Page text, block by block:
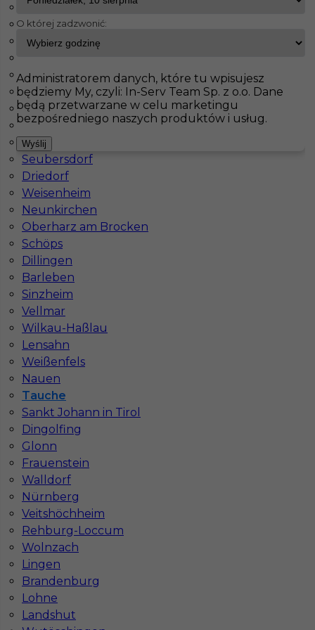
InServ Oferty pracy
Pokaż filtr
Haiterbach
Badendorf
Albig
Klettgau
Thale
Bisingen
Schorndorf
Meinersen
Seubersdorf
Driedorf
Weisenheim
Neunkirchen
Oberharz am Brocken
Schöps
Dillingen
Barleben
Sinzheim
Vellmar
Wilkau-Haßlau
Lensahn
Weißenfels
Nauen
Tauche
Sankt Johann in Tirol
Dingolfing
Glonn
Frauenstein
Walldorf
Nürnberg
Veitshöchheim
Rehburg-Loccum
Wolnzach
Lingen
Brandenburg
Lohne
Landshut
Praca za granicą - murarz (m/k)
Kategoria
Lokalizacja Tauche
Wymagane języki
Stawka 19 - 20 € / h
1
Znaleziono 1 wyników
Jak znaleźć pracę za granicą?
Czy praca Niemcy na budowie nadal się
opłaca przy obecnych kosztach życia?
O której zadzwonić:
Administratorem danych, które tu wpisujesz
będziemy My, czyli: In-Serv Team Sp. z o.o. Dane
będą przetwarzane w celu marketingu
bezpośredniego naszych produktów i usług.
Wyślij